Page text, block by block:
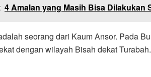
4 Amalan yang Masih Bisa Dilakukan
seorang dari Kaum Ansor. Pada
dengan wilayah Bisah dekat